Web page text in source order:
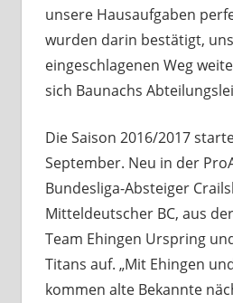
unsere Hausaufgaben
wurden darin bestätigt,
eingeschlagenen Weg
sich Baunachs
Die Saison 2016/2017
September. Neu in der
Bundesliga-Absteiger
Mitteldeutscher BC, aus
Team Ehingen Urspring
Titans auf. „Mit Ehingen
kommen alte Bekannte